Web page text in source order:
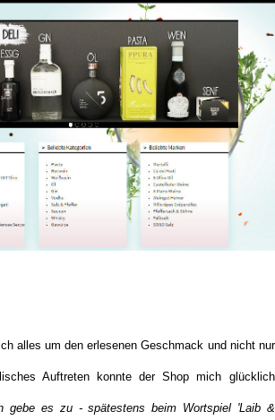
alles um den erlesenen Geschmack und nicht nur
Auftreten konnte der Shop mich glücklich
gebe es zu - spätestens beim Wortspiel 'Laib &